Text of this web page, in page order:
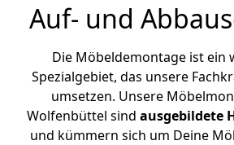
Auf- und
Die Möbeldemontage ist ein
Spezialgebiet, das unsere
umsetzen. Unsere
Wolfenbüttel sind ausgebildete
und kümmern sich um Deine